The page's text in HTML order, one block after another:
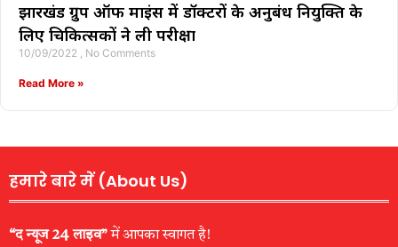
झारखंड ग्रुप ऑफ माइंस में डॉक्टरों के अनुबंध नियुक्ति के
लिए चिकित्सकों ने ली परीक्षा
10/09/2022 No Comments
Read More »
हमारे बारे में (About Us)
“द न्यूज 24 लाइव”में आपका स्वागत है!